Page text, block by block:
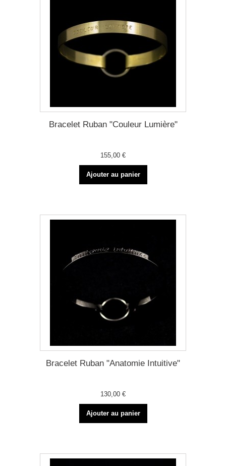
Bracelet Ruban "Couleur Lumière"
155,00 €
Ajouter au panier
Bracelet Ruban "Anatomie Intuitive"
130,00 €
Ajouter au panier